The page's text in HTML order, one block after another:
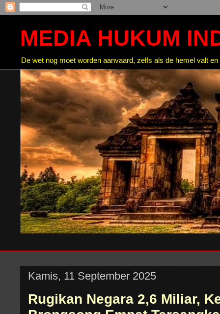
MEDIA HUKUM
De wet nog moet worden aanvaard, zelfs als de hemel valt
Kamis, 11 September 2025
Rugikan Negara 2,6 Miliar,